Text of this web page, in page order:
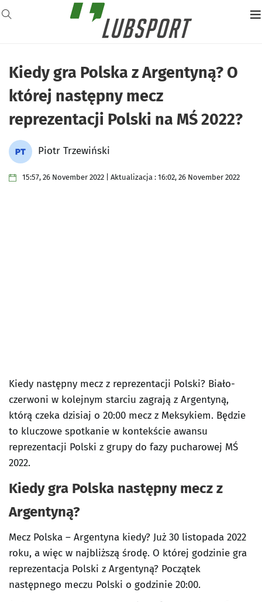
Kiedy gra Polska z Argentyną? O
której następny mecz
reprezentacji Polski na MŚ 2022?
Piotr Trzewiński
15:57, 26 November 2022 | Aktualizacja : 16:02, 26 November 2022
Kiedy następny mecz z reprezentacji Polski? Biało-
czerwoni w kolejnym starciu zagrają z Argentyną,
którą czeka dzisiaj o 20:00 mecz z Meksykiem. Będzie
to kluczowe spotkanie w kontekście awansu
reprezentacji Polski z grupy do fazy pucharowej MŚ
2022.
Kiedy gra Polska następny mecz z
Argentyną?
Mecz Polska – Argentyna kiedy? Już 30 listopada 2022
roku, a więc w najbliższą środę. O której godzinie gra
reprezentacja Polski z Argentyną? Początek
następnego meczu Polski o godzinie 20:00.